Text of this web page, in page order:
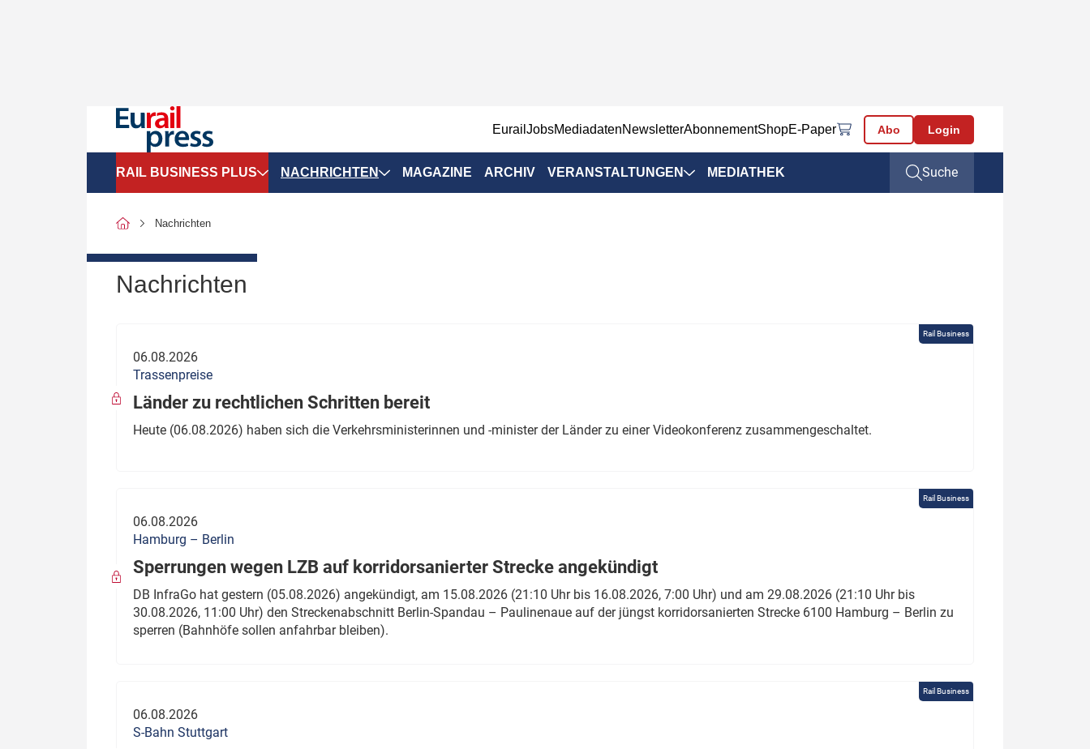
EurailJobsMediadatenNewsletterAbonnementShopE-Paper Abo Login
RAIL BUSINESS PLUS
SPNV-Marktdaten
Politik
wen?
Thema des Monats
Dossier: Generalsanierung
Dossier: ETCS
Dossier:
NACHRICHTEN MAGAZINE ARCHIV VERANSTALTUNGEN MEDIATHEK Suche
Nachrichten
Nachrichten
Rail Business
06.08.2026
Trassenpreise
Länder zu rechtlichen Schritten bereit
Heute (06.08.2026) haben sich die Verkehrsministerinnen und -minister der Länder zu einer Videokonferenz zusammengeschaltet.
Rail Business
06.08.2026
Hamburg – Berlin
Sperrungen wegen LZB auf korridorsanierter Strecke angekündigt
DB InfraGo hat gestern (05.08.2026) angekündigt, am 15.08.2026 (21:10 Uhr bis 16.08.2026, 7:00 Uhr) und am 29.08.2026 (21:10 Uhr bis
30.08.2026, 11:00 Uhr) den Streckenabschnitt Berlin-Spandau – Paulinenaue auf der jüngst korridorsanierten Strecke 6100 Hamburg – Berlin zu
sperren (Bahnhöfe sollen anfahrbar bleiben).
Rail Business
06.08.2026
S-Bahn Stuttgart